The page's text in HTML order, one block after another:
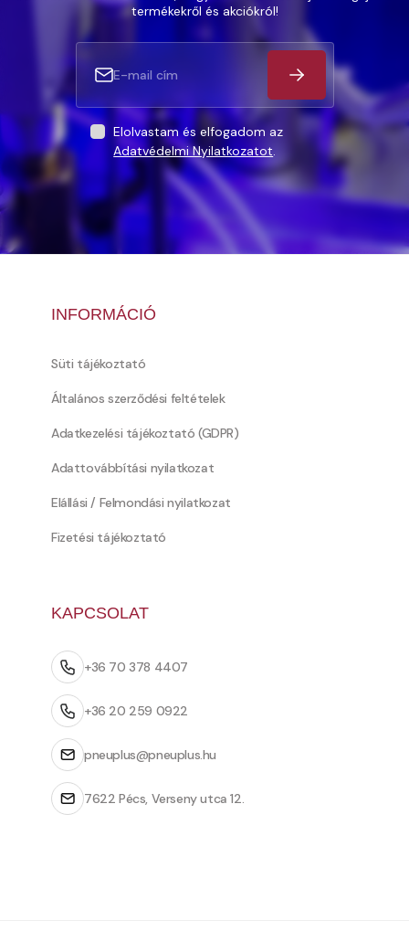
termékekről és akciókról!
Elolvastam és elfogadom az
Adatvédelmi Nyilatkozatot.
INFORMÁCIÓ
Süti tájékoztató
Általános szerződési feltételek
Adatkezelési tájékoztató (GDPR)
Adattovábbítási nyilatkozat
Elállási / Felmondási nyilatkozat
Fizetési tájékoztató
KAPCSOLAT
+36 70 378 4407
+36 20 259 0922
pneuplus@pneuplus.hu
7622 Pécs, Verseny utca 12.